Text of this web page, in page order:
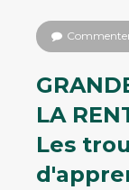
LA
Les